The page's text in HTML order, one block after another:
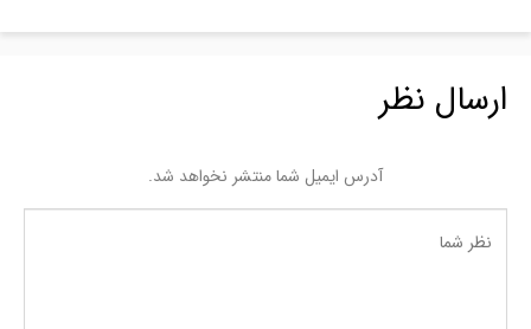
ارسال نظر
آدرس ایمیل شما منتشر نخواهد شد.